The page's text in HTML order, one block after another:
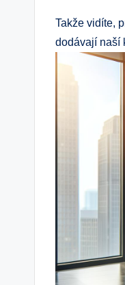
Takže vidíte,
dodávají naší